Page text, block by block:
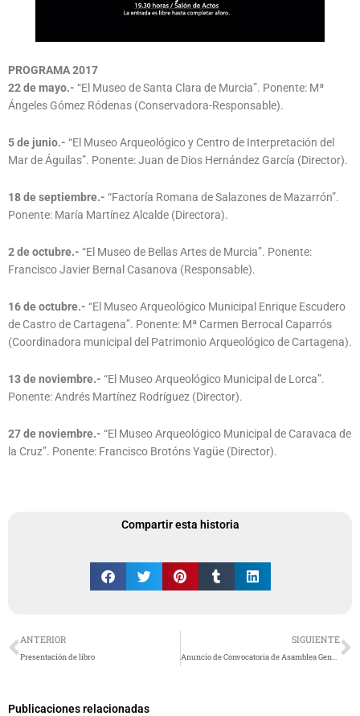
PROGRAMA 2017
22 de mayo.- “El Museo de Santa Clara de Murcia”. Ponente: Mª
Ángeles Gómez Ródenas (Conservadora-Responsable).
5 de junio.- “El Museo Arqueológico y Centro de Interpretación del
Mar de Águilas”. Ponente: Juan de Dios Hernández García (Director).
18 de septiembre.- “Factoría Romana de Salazones de Mazarrón”.
Ponente: María Martínez Alcalde (Directora).
2 de octubre.- “El Museo de Bellas Artes de Murcia”. Ponente:
Francisco Javier Bernal Casanova (Responsable).
16 de octubre.- “El Museo Arqueológico Municipal Enrique Escudero
de Castro de Cartagena”. Ponente: Mª Carmen Berrocal Caparrós
(Coordinadora municipal del Patrimonio Arqueológico de Cartagena).
13 de noviembre.- “El Museo Arqueológico Municipal de Lorca”.
Ponente: Andrés Martínez Rodríguez (Director).
27 de noviembre.- “El Museo Arqueológico Municipal de Caravaca de
la Cruz”. Ponente: Francisco Brotóns Yagüe (Director).
Compartir esta historia
Ant
ANTERIOR
Presentación de libro
SIGUIENTE
Anuncio de Convocatoria de Asamblea General
Publicaciones relacionadas